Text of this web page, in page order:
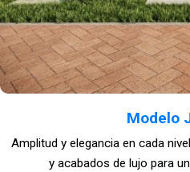
Modelo
Amplitud y elegancia en cada
y acabados de lujo para